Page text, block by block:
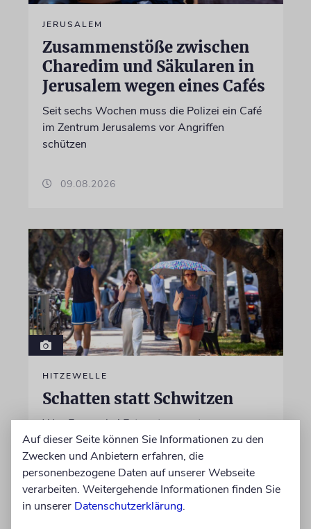
JERUSALEM
Zusammenstöße zwischen
Charedim und Säkularen in
Jerusalem wegen eines Cafés
Seit sechs Wochen muss die Polizei ein Café
im Zentrum Jerusalems vor Angriffen
schützen
09.08.2026
HITZEWELLE
Schatten statt Schwitzen
Was Europa bei Extremtemperaturen von
Israel lernen kann
von Markus Ponweiser
09.08.2026
Auf dieser Seite können Sie Informationen zu den
Zwecken und Anbietern erfahren, die
personenbezogene Daten auf unserer Webseite
verarbeiten. Weitergehende Informationen finden Sie
in unserer Datenschutzerklärung.